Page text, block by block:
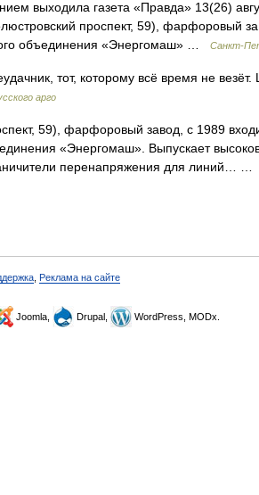
выходила газета «Правда» 13(26)
проспект, 59), фарфоровый
объединения «Энергомаш» …
Санкт-
тот, которому всё время не везёт.
арго
59), фарфоровый завод, с 1989
«Энергомаш». Выпускает
перенапряжения для линий… …
Реклама на сайте
Joomla, Drupal, WordPress, MODx.